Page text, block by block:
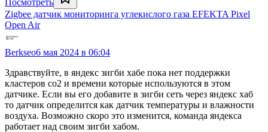
Посмотреть
Zigbee датчик мониторинга углекислого газа EFEKTA Pixel
Open Air
Berkseo6 мая 2024 в 06:04
Здравствуйте, в яндекс зигби хабе пока нет поддержки
кластеров со2 и времени которые используются в этом
датчике. Если вы его добавите в зигби сеть через яндекс хаб
то датчик определится как датчик температуры и влажности
воздуха. Возможно скоро это изменится, команда яндекса
работает над своим зигби хабом.